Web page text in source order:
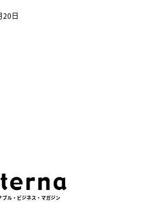
20日
ブル・ビジネス・マガジン